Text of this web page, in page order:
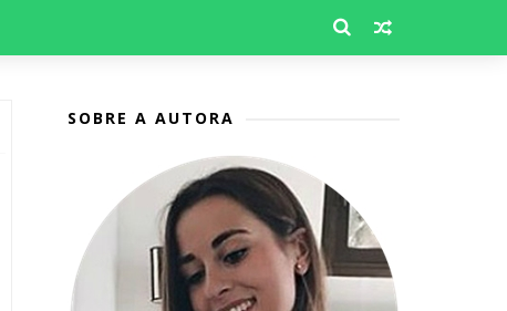
SOBRE A AUTORA